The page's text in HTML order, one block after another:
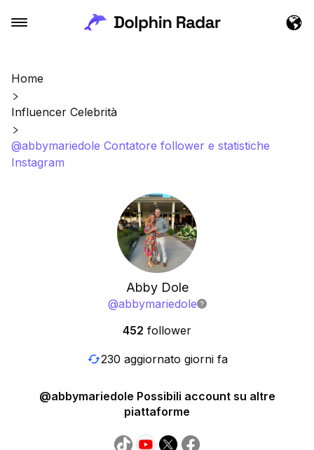
Home
Influencer Celebrità
@abbymariedole Contatore follower e statistiche
Instagram
Abby Dole
@abbymariedole
452 follower
230 aggiornato giorni fa
@abbymariedole Possibili account su altre
piattaforme